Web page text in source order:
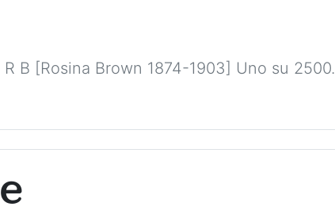
B [Rosina Brown 1874-1903] Uno su